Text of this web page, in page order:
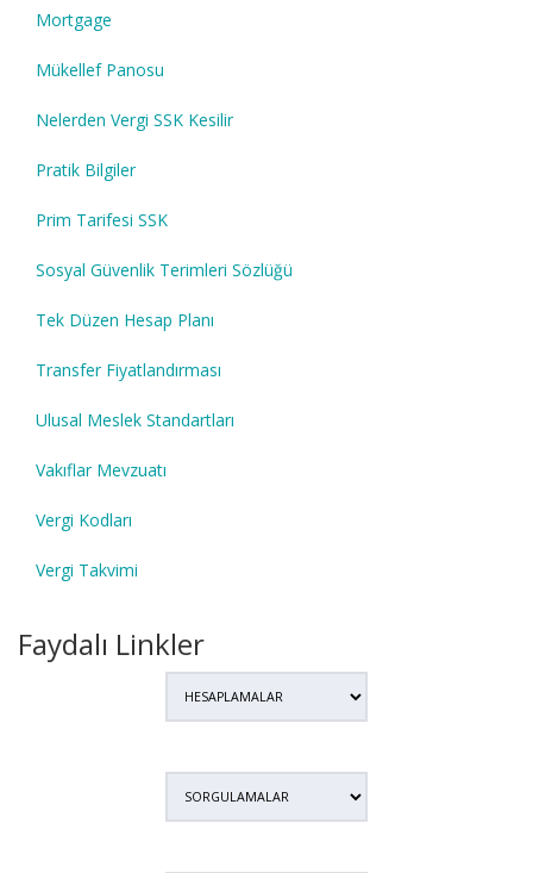
Mortgage
Mükellef Panosu
Nelerden Vergi SSK Kesilir
Pratik Bilgiler
Prim Tarifesi SSK
Sosyal Güvenlik Terimleri Sözlüğü
Tek Düzen Hesap Planı
Transfer Fiyatlandırması
Ulusal Meslek Standartları
Vakıflar Mevzuatı
Vergi Kodları
Vergi Takvimi
Faydalı Linkler